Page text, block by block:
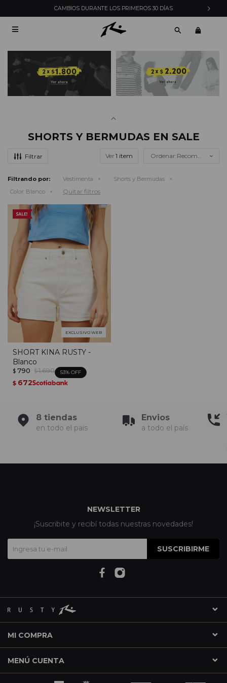
CAMBIOS DURANTE LOS PRIMEROS 30 DÍAS

SHORTS Y BERMUDAS EN SALE
Ver Recomendados
Filtrando por: Vestimenta
Shorts y Bermudas
Color: Blanco Quitar filtros
EXCLUSIVO WEB
SHORT KINA RUSTY -
Blanco
$ 790 $ 1.690 53
$ 672
8 tiendas
en todo el pais
Envios
a todo el país
MI COMPRA
MENÚ CUENTA
NEWSLETTER
¡Suscribite y recibí todas nuestras novedades!
SUSCRIBIRME